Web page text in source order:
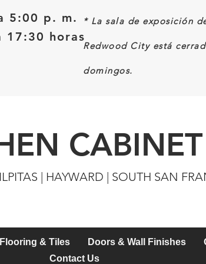
5:00 p. m.
17:30 horas
* La sala de exposición
Redwood City está
domingos.
| HAYWARD | SOUTH SAN
Flooring & Tiles Doors & Wall Finishes
Contact Us